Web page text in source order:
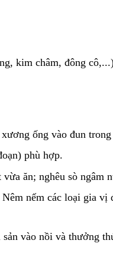
kim châm, đông
ống vào đun
phù hợp.
ăn; nghêu sò ngâm
nếm các loại gia vị
vào nồi và thưởng